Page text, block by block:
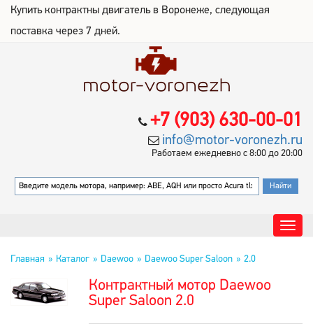
Купить контрактны двигатель в Воронеже, следующая
поставка через 7 дней.
+7 (903) 630-00-01
info@motor-voronezh.ru
Работаем ежедневно с 8:00 до 20:00
Главная Каталог Daewoo Daewoo Super Saloon 2.0
Контрактный мотор Daewoo
Super Saloon 2.0